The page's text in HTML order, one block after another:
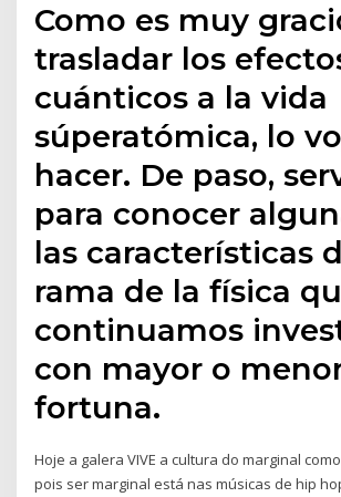
Como es muy
trasladar los
cuánticos a la vida
súperatómica, lo
hacer. De paso,
para conocer
las características
rama de la física
continuamos
con mayor o
fortuna.
Hoje a galera VIVE a cultura do marginal
pois ser marginal está nas músicas de hip